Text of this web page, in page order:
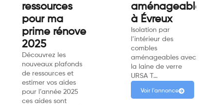
ressources
pour ma
prime rénove
2025
Découvrez les
nouveaux plafonds
de ressources et
estimer vos aides
pour l’année 2025
ces aides sont
aménageables
à Évreux
Isolation par
l’intérieur des
combles
aménageables avec
la laine de verre
URSA T…
Voir l'annonce